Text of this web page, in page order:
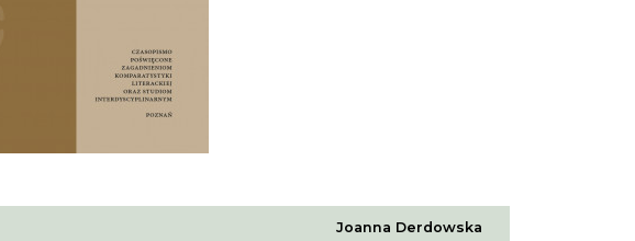
Joanna Derdowska